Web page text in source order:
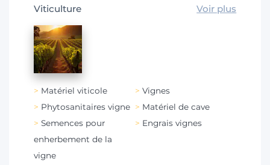
Viticulture Voir plus
Matériel viticole
Vignes
Phytosanitaires vigne
Matériel de cave
Semences pour
enherbement de la
vigne
Engrais vignes